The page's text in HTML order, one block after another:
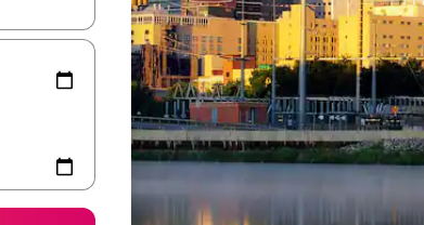
나 터치 또는 스와이프 동작으로 탐색하세요.